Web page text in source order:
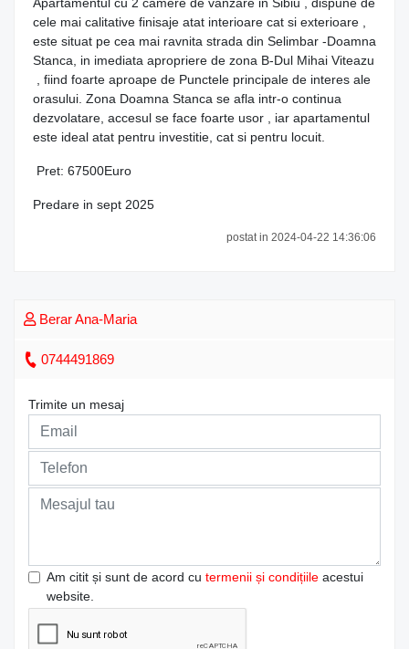
cele mai calitative finisaje atat interioare cat si exterioare ,
este situat pe cea mai ravnita strada din Selimbar -Doamna
Stanca, in imediata apropriere de zona B-Dul Mihai Viteazu
, fiind foarte aproape de Punctele principale de interes ale
orasului. Zona Doamna Stanca se afla intr-o continua
dezvolatare, accesul se face foarte usor , iar apartamentul
este ideal atat pentru investitie, cat si pentru locuit.
Pret: 67500Euro
Predare in sept 2025
postat in 2024-04-22 14:36:06
Berar Ana-Maria
0744491869
Trimite un mesaj
Am citit și sunt de acord cu termenii și condițiile acestui
website.